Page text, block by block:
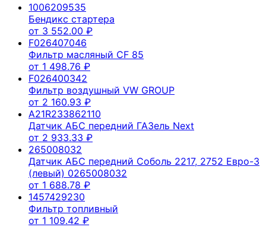
1006209535
Бендикс стартера
от 3 552.00 ₽
F026407046
Фильтр масляный CF 85
от 1 498.76 ₽
F026400342
Фильтр воздушный VW GROUP
от 2 160.93 ₽
A21R233862110
Датчик АБС передний ГАЗель Next
от 2 933.33 ₽
265008032
Датчик АБС передний Соболь 2217, 2752 Евро-3
(левый) 0265008032
от 1 688.78 ₽
1457429230
Фильтр топливный
от 1 109.42 ₽